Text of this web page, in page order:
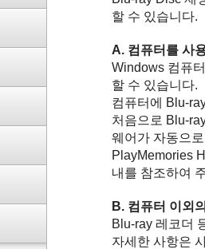
할 수 있습니다.
A. 컴퓨터를 사
Windows 컴퓨
할 수 있습니다.
컴퓨터에 Blu-
처음으로 Blu-
웨어가 자동으
PlayMemories
내를 참조하여
B. 컴퓨터 이외
Blu-ray 레코더
자세한 사항은